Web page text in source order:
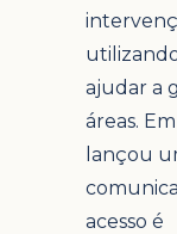
ajudar a
áreas.
lançou
acesso é